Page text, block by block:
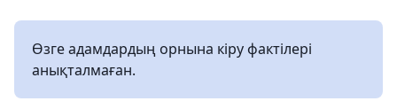
Өзге адамдардың орнына кіру фактілері
анықталмаған.